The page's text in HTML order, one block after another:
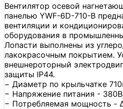
Вентилятор осевой
панелью YWF-6D-710-B
вентиляции и
оборудования в
Лопасти выполнены из
лакокрасочным покрытием.
внешнероторный
защиты IP44.
− Диаметр по крыльчатке
− Напряжение питания -
− Потребляемая мощность -